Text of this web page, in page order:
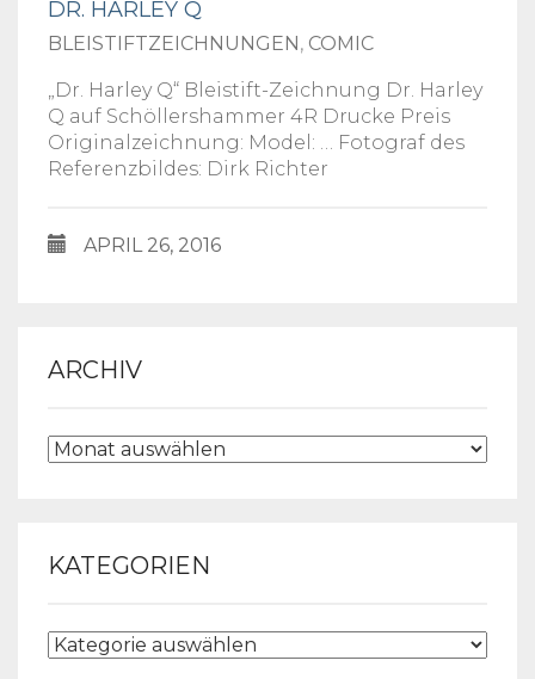
DR. HARLEY Q
BLEISTIFTZEICHNUNGEN , COMIC
„Dr. Harley Q“ Bleistift-Zeichnung Dr. Harley
Q auf Schöllershammer 4R Drucke Preis
Originalzeichnung: Model: … Fotograf des
Referenzbildes: Dirk Richter
APRIL 26, 2016
ARCHIV
KATEGORIEN